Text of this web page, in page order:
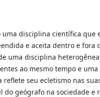
uma disciplina científica que
e aceita dentro e fora
uma disciplina
ao mesmo tempo e
reflete seu ecletismo nas
do geógrafo na sociedade e